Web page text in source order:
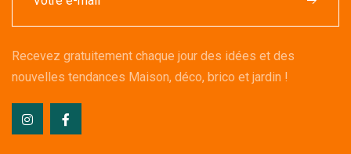
Recevez gratuitement chaque jour des idées et des
nouvelles tendances Maison, déco, brico et jardin !